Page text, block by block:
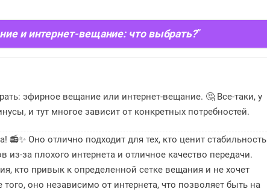
и интернет-вещание: что выбрать?”
эфирное вещание или интернет-вещание. 🤔 Все-таки, у
и тут многое зависит от конкретных потребностей.
Оно отлично подходит для тех, кто ценит стабильность
из-за плохого интернета и отличное качество передачи.
кто привык к определенной сетке вещания и не хочет
оно независимо от интернета, что позволяет быть на